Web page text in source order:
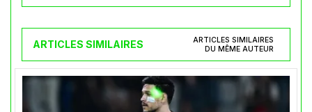
ARTICLES SIMILAIRES
ARTICLES SIMILAIRES
DU MÊME AUTEUR